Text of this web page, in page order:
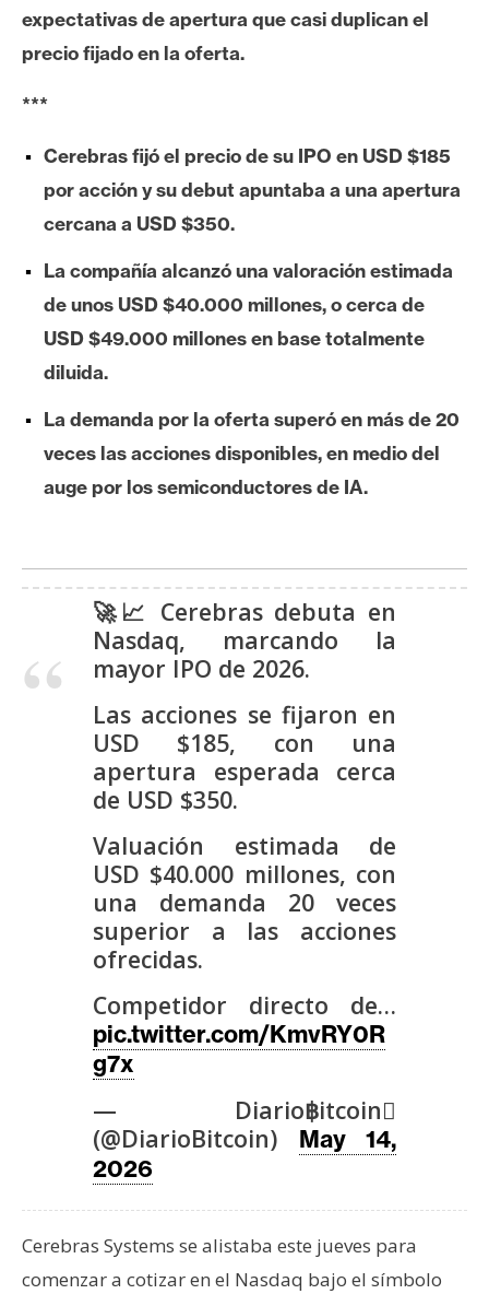
E
t
e
I
A
A
n
l
i
s
P
m
R
e
expectativas de apertura que casi duplican el
precio fijado en la oferta.
***
Cerebras fijó el precio de su IPO en USD $185
por acción y su debut apuntaba a una apertura
cercana a USD $350.
La compañía alcanzó una valoración estimada
de unos USD $40.000 millones, o cerca de
USD $49.000 millones en base totalmente
diluida.
La demanda por la oferta superó en más de 20
veces las acciones disponibles, en medio del
auge por los semiconductores de IA.
🚀📈 Cerebras debuta en
Nasdaq, marcando la
mayor IPO de 2026.
Las acciones se fijaron en
USD $185, con una
apertura esperada cerca
de USD $350.
Valuación estimada de
USD $40.000 millones, con
una demanda 20 veces
superior a las acciones
ofrecidas.
Competidor directo de…
pic.twitter.com/KmvRY0R
g7x
— Diario฿itcoin
(@DiarioBitcoin) May 14,
2026
Cerebras Systems se alistaba este jueves para
comenzar a cotizar en el Nasdaq bajo el símbolo